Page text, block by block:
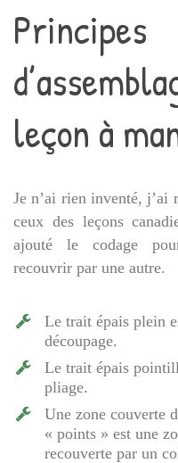
Principes
leçon à
Je n’ai rien inventé, j’ai
ceux des leçons
ajouté le codage
recouvrir par une autre.
Le trait épais plein
découpage.
Le trait épais
pliage.
Une zone couverte
« points » est une
recouverte par un